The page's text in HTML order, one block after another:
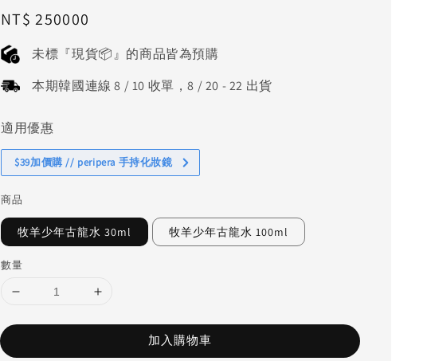
Regular
price
NT$ 250000
未標『現貨📦』的商品皆為預購
本期韓國連線 8 / 10 收單，8 / 20 - 22 出貨
適用優惠
$39加價購 // peripera 手持化妝鏡
商品
牧羊少年古龍水 30ml 牧羊少年古龍水 100ml
數量
加入購物車